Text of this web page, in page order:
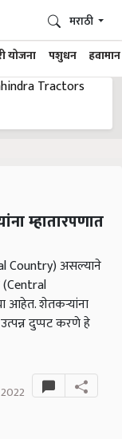
योजना पशुधन हवामान
मराठी
म्हातारपणात
Country) असल्याने
(Central
आहेत. शेतकर्‍यांना
दुप्पट करणे हे